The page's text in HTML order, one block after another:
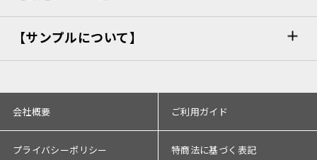
【サンプルについて】
会社概要 ご利用ガイド
プライバシーポリシー 特商法に基づく表記